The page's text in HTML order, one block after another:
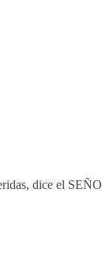
dice el